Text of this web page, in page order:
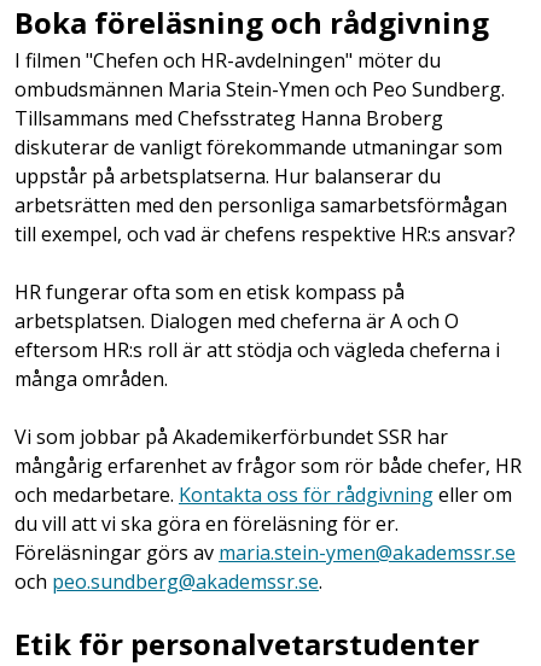
Boka föreläsning och rådgivning
I filmen "Chefen och HR-avdelningen" möter du
ombudsmännen Maria Stein-Ymen och Peo Sundberg.
Tillsammans med Chefsstrateg Hanna Broberg
diskuterar de vanligt förekommande utmaningar som
uppstår på arbetsplatserna. Hur balanserar du
arbetsrätten med den personliga samarbetsförmågan
till exempel, och vad är chefens respektive HR:s ansvar?
HR fungerar ofta som en etisk kompass på
arbetsplatsen. Dialogen med cheferna är A och O
eftersom HR:s roll är att stödja och vägleda cheferna i
många områden.
Vi som jobbar på Akademikerförbundet SSR har
mångårig erfarenhet av frågor som rör både chefer, HR
och medarbetare. Kontakta oss för rådgivningeller om
du vill att vi ska göra en föreläsning för er.
Föreläsningar görs av maria.stein-ymen@akademssr.se
och peo.sundberg@akademssr.se.
Etik för personalvetarstudenter